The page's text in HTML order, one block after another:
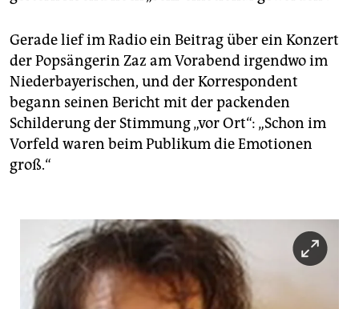
Gerade lief im Radio ein Beitrag über ein Konzert
der Popsängerin Zaz am Vorabend irgendwo im
Niederbayerischen, und der Korrespondent
begann seinen Bericht mit der packenden
Schilderung der Stimmung „vor Ort“: „Schon im
Vorfeld waren beim Publikum die Emotionen
groß.“